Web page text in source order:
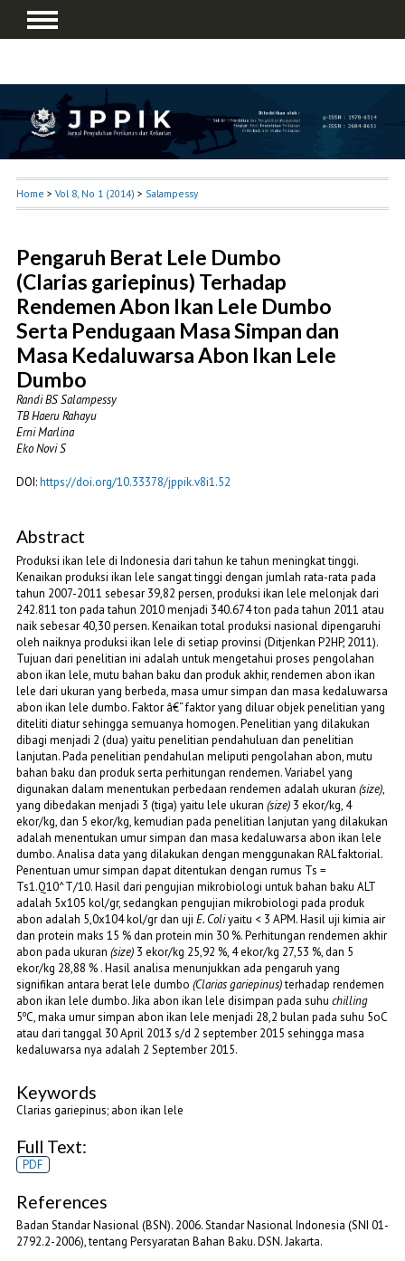
Home > Vol 8, No 1 (2014) > Salampessy
Pengaruh Berat Lele Dumbo
(Clarias gariepinus) Terhadap
Rendemen Abon Ikan Lele Dumbo
Serta Pendugaan Masa Simpan dan
Masa Kedaluwarsa Abon Ikan Lele
Dumbo
Randi BS Salampessy
TB Haeru Rahayu
Erni Marlina
Eko Novi S
DOI:https://doi.org/10.33378/jppik.v8i1.52
Abstract
Produksi ikan lele di Indonesia dari tahun ke tahun meningkat tinggi.
Kenaikan produksi ikan lele sangat tinggi dengan jumlah rata-rata pada
tahun 2007-2011 sebesar 39,82 persen, produksi ikan lele melonjak dari
242.811 ton pada tahun 2010 menjadi 340.674 ton pada tahun 2011 atau
naik sebesar 40,30 persen. Kenaikan total produksi nasional dipengaruhi
oleh naiknya produksi ikan lele di setiap provinsi (Ditjenkan P2HP, 2011).
Tujuan dari penelitian ini adalah untuk mengetahui proses pengolahan
abon ikan lele, mutu bahan baku dan produk akhir, rendemen abon ikan
lele dari ukuran yang berbeda, masa umur simpan dan masa kedaluwarsa
abon ikan lele dumbo. Faktor â€“ faktor yang diluar objek penelitian yang
diteliti diatur sehingga semuanya homogen. Penelitian yang dilakukan
dibagi menjadi 2 (dua) yaitu penelitian pendahuluan dan penelitian
lanjutan. Pada penelitian pendahulan meliputi pengolahan abon, mutu
bahan baku dan produk serta perhitungan rendemen. Variabel yang
digunakan dalam menentukan perbedaan rendemen adalah ukuran (size),
yang dibedakan menjadi 3 (tiga) yaitu lele ukuran (size) 3 ekor/kg, 4
ekor/kg, dan 5 ekor/kg, kemudian pada penelitian lanjutan yang dilakukan
adalah menentukan umur simpan dan masa kedaluwarsa abon ikan lele
dumbo. Analisa data yang dilakukan dengan menggunakan RAL faktorial.
Penentuan umur simpan dapat ditentukan dengan rumus Ts =
Ts1.Q10^T/10. Hasil dari pengujian mikrobiologi untuk bahan baku ALT
adalah 5x105 kol/gr, sedangkan pengujian mikrobiologi pada produk
abon adalah 5,0x104 kol/gr dan uji E. Coliyaitu < 3 APM. Hasil uji kimia air
dan protein maks 15 % dan protein min 30 %. Perhitungan rendemen akhir
abon pada ukuran (size) 3 ekor/kg 25,92 %, 4 ekor/kg 27,53 %, dan 5
ekor/kg 28,88 % . Hasil analisa menunjukkan ada pengaruh yang
signifikan antara berat lele dumbo (Clarias gariepinus)terhadap rendemen
abon ikan lele dumbo. Jika abon ikan lele disimpan pada suhu chilling
5oC, maka umur simpan abon ikan lele menjadi 28,2 bulan pada suhu 5oC
atau dari tanggal 30 April 2013 s/d 2 september 2015 sehingga masa
kedaluwarsa nya adalah 2 September 2015.
Keywords
Clarias gariepinus; abon ikan lele
Full Text:
PDF
References
Badan Standar Nasional (BSN). 2006. Standar Nasional Indonesia (SNI 01-
2792.2-2006), tentang Persyaratan Bahan Baku. DSN. Jakarta.